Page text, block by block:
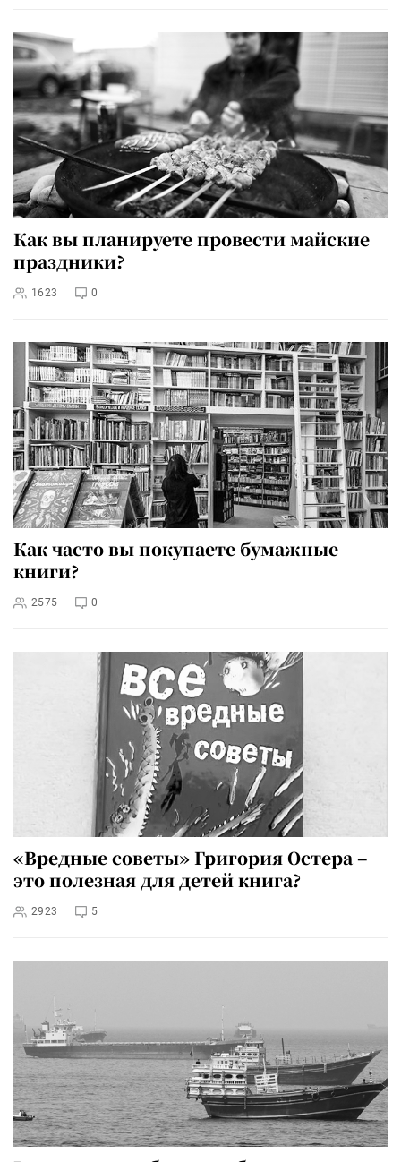
Как вы планируете провести майские
праздники?
1623 0
Как часто вы покупаете бумажные
книги?
2575 0
«Вредные советы» Григория Остера –
это полезная для детей книга?
2923 5